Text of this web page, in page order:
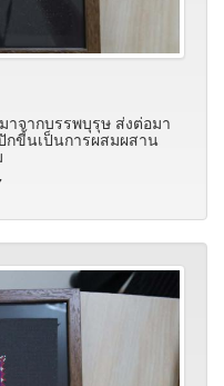
าจากบรรพบุรุษ ส่งต่อมา
กขี้นเป็นการผสมผสาน